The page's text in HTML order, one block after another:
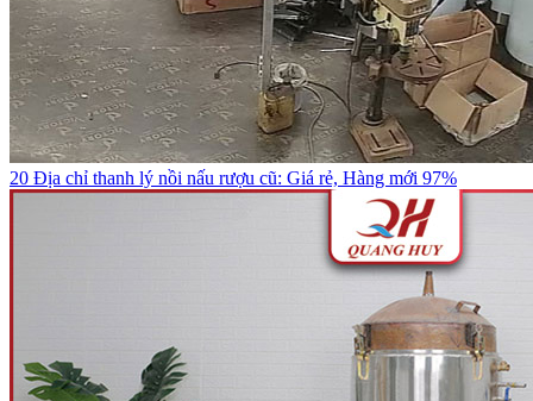
20 Địa chỉ thanh lý nồi nấu rượu cũ: Giá rẻ, Hàng mới 97%